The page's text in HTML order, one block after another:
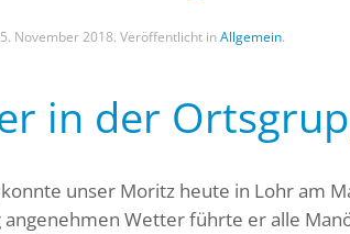
November 2018. Veröffentlicht inAllgemein.
in der
unser Moritz heute in Lohr am
Wetter führte er alle